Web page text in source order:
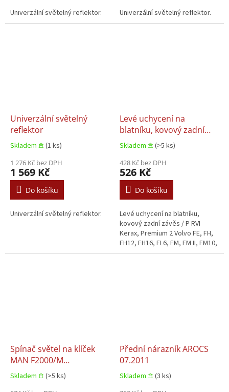
Univerzální světelný reflektor. Univerzální světelný reflektor.
Univerzální světelný
reflektor
Skladem 𖠿 (1 ks)
1 276 Kč bez DPH
1 569 Kč
Do košíku
Univerzální světelný reflektor.
Levé uchycení na
blatníku, kovový zadní
závěs / P RVI Kerax,
Premium 2 Volvo FE, FH,
FH12, FH16, FL6, FM, FM II,
FM10, FM12, FM7, FM9,
Fmx, NH12 09.1985+
Skladem 𖠿 (>5 ks)
428 Kč bez DPH
526 Kč
Do košíku
Levé uchycení na blatníku,
kovový zadní závěs / P RVI
Kerax, Premium 2 Volvo FE, FH,
FH12, FH16, FL6, FM, FM II, FM10,
FM12, FM7, FM9, Fmx, NH12
Spínač světel na klíček
MAN F2000/M
2000/NL/SG/SL/SÜ/ÜL
Skladem 𖠿 (>5 ks)
Přední nárazník AROCS
07.2011
Skladem 𖠿 (3 ks)